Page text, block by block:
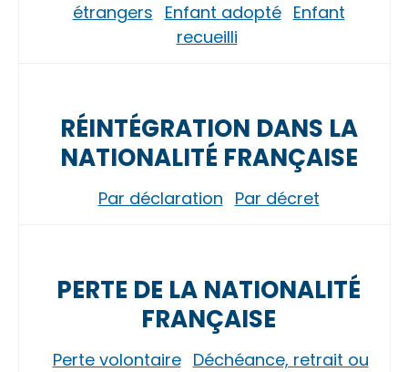
étrangers Enfant adopté Enfant
recueilli
RÉINTÉGRATION DANS LA
NATIONALITÉ FRANÇAISE
Par déclaration Par décret
PERTE DE LA NATIONALITÉ
FRANÇAISE
Perte volontaire Déchéance, retrait ou